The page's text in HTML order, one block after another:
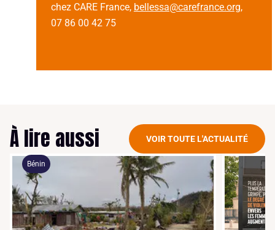
chez CARE France, bellessa@carefrance.org,
07 86 00 42 75
À lire aussi VOIR TOUTE L'ACTUALITÉ
Bénin